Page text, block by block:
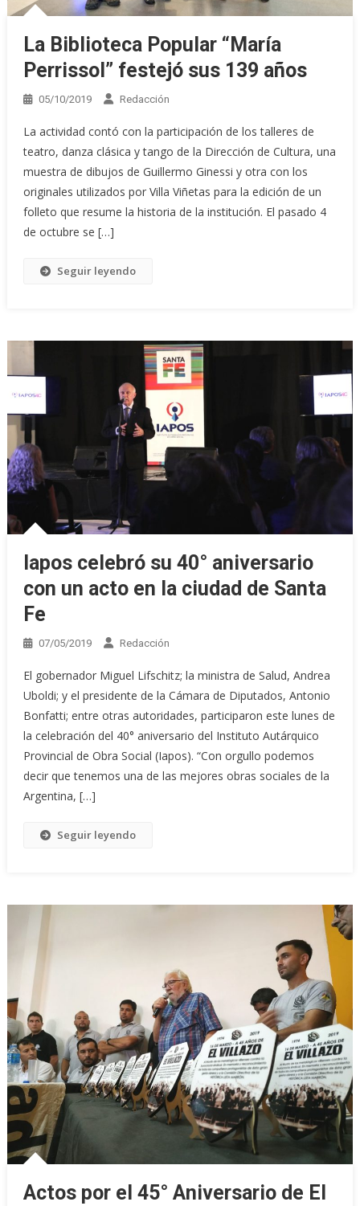
La Biblioteca Popular “María
Perrissol” festejó sus 139 años
05/10/2019 Redacción
La actividad contó con la participación de los talleres de
teatro, danza clásica y tango de la Dirección de Cultura, una
muestra de dibujos de Guillermo Ginessi y otra con los
originales utilizados por Villa Viñetas para la edición de un
folleto que resume la historia de la institución. El pasado 4
de octubre se […]
Seguir leyendo
Iapos celebró su 40° aniversario
con un acto en la ciudad de Santa
Fe
07/05/2019 Redacción
El gobernador Miguel Lifschitz; la ministra de Salud, Andrea
Uboldi; y el presidente de la Cámara de Diputados, Antonio
Bonfatti; entre otras autoridades, participaron este lunes de
la celebración del 40° aniversario del Instituto Autárquico
Provincial de Obra Social (Iapos). “Con orgullo podemos
decir que tenemos una de las mejores obras sociales de la
Argentina, […]
Seguir leyendo
Actos por el 45° Aniversario de El